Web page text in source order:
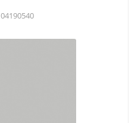
04190540